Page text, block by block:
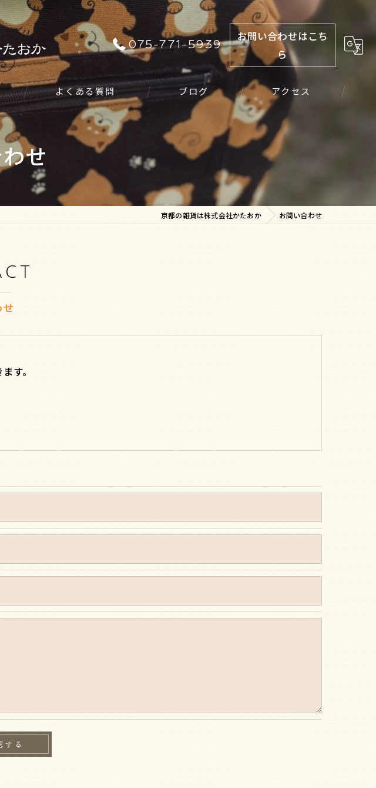
075-771-5939
お問い合わせはこち
ら
よくある質問 ブログ アクセス
せ
京都の雑貨は株式会社かたおか お問い合わせ
す。
合があります。
ます。
す。
場合がございますので予めご了承ください。
いております。
お問合せ下さい。